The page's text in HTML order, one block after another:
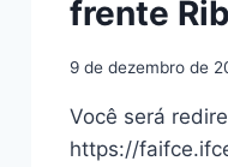
frente
9 de dezembro de
Você será
https://